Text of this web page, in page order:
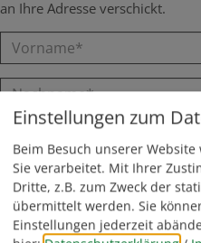
an Ihre Adresse verschickt.
Einstellungen zum
Beim Besuch unserer
Sie verarbeitet. Mit Ihrer
Dritte, z.B. zum Zweck der
übermittelt werden. Sie
Einstellungen jederzeit